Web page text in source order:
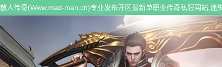
散人传奇(Www.mad-man.cn)专业发布开区最新单职业传奇私服网站,